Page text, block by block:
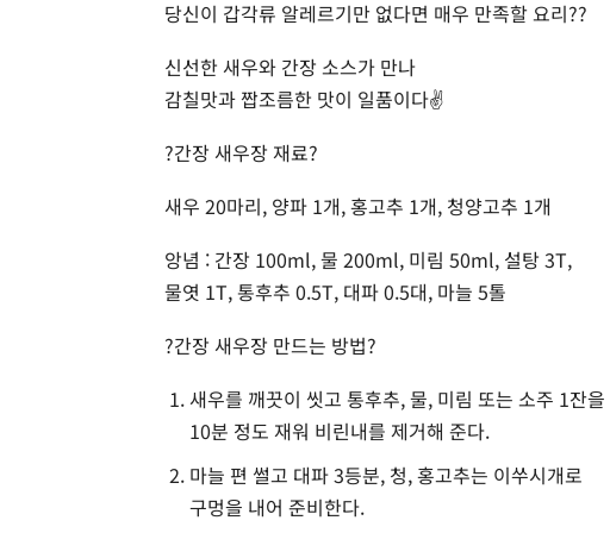
당신이 갑각류 알레르기만 없다면 매우 만족할 요리??
신선한 새우와 간장 소스가 만나
감칠맛과 짭조름한 맛이 일품이다✌
?간장 새우장 재료?
새우 20마리, 양파 1개, 홍고추 1개, 청양고추 1개
앙념 : 간장 100ml, 물 200ml, 미림 50ml, 설탕 3T,
물엿 1T, 통후추 0.5T, 대파 0.5대, 마늘 5톨
?간장 새우장 만드는 방법?
새우를 깨끗이 씻고 통후추, 물, 미림 또는 소주 1잔을
10분 정도 재워 비린내를 제거해 준다.
마늘 편 썰고 대파 3등분, 청, 홍고추는 이쑤시개로
구멍을 내어 준비한다.